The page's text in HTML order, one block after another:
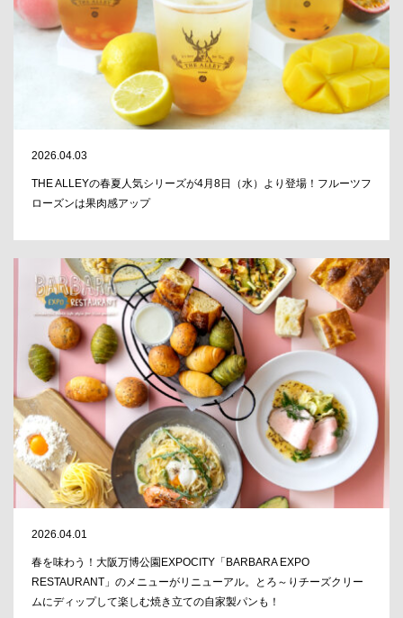
2026.04.03
THE ALLEYの春夏人気シリーズが4月8日（水）より登場！フルーツフ
ローズンは果肉感アップ
2026.04.01
春を味わう！大阪万博公園EXPOCITY「BARBARA EXPO
RESTAURANT」のメニューがリニューアル。とろ～りチーズクリー
ムにディップして楽しむ焼き立ての自家製パンも！